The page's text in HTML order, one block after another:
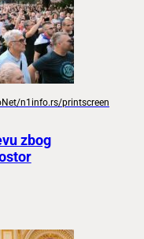
n1info.rs/printscreen
zbog